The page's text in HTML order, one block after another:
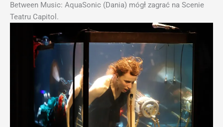
Between Music: AquaSonic (Dania) mógł zagrać na Scenie
Teatru Capitol.